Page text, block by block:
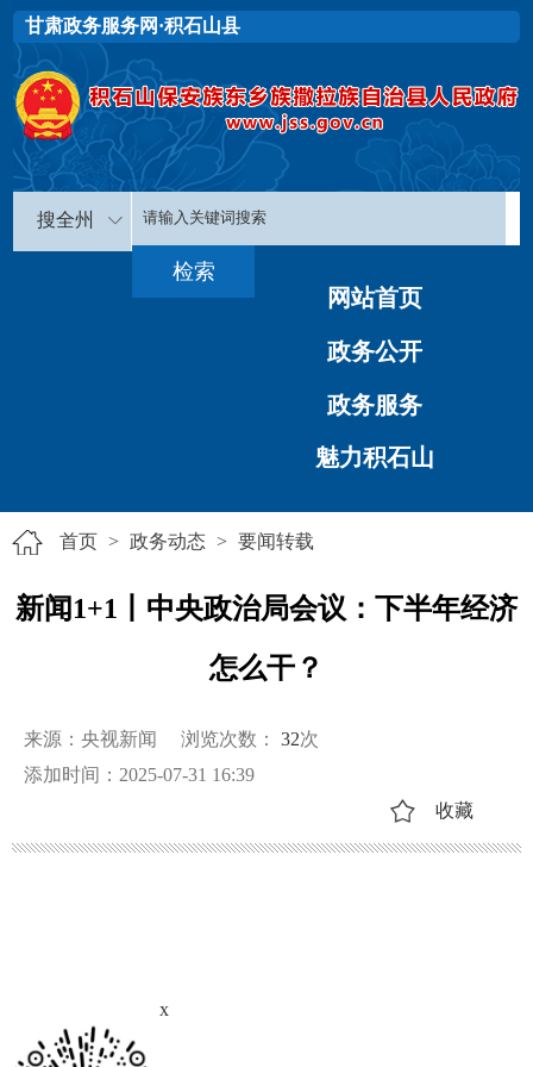
甘肃政务服务网·积石山县
搜全州
网站首页
政务公开
政务服务
魅力积石山
首页 > 政务动态 > 要闻转载
新闻1+1丨中央政治局会议：下半年经济
怎么干？
来源：央视新闻 浏览次数： 32次
添加时间：2025-07-31 16:39
收藏
x